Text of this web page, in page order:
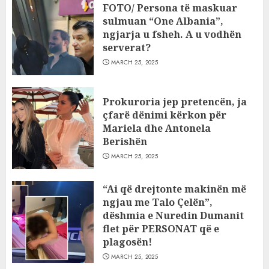
FOTO/ Persona të maskuar
sulmuan “One Albania”,
ngjarja u fsheh. A u vodhën
serverat?
MARCH 25, 2025
Prokuroria jep pretencën, ja
çfarë dënimi kërkon për
Mariela dhe Antonela
Berishën
MARCH 25, 2025
“Ai që drejtonte makinën më
ngjau me Talo Çelën”,
dëshmia e Nuredin Dumanit
flet për PERSONAT që e
plagosën!
MARCH 25, 2025